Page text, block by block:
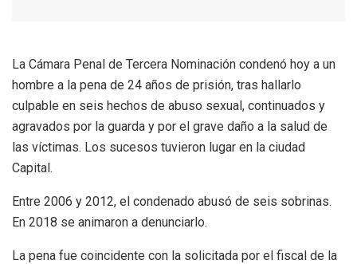
La Cámara Penal de Tercera Nominación condenó hoy a un
hombre a la pena de 24 años de prisión, tras hallarlo
culpable en seis hechos de abuso sexual, continuados y
agravados por la guarda y por el grave daño a la salud de
las víctimas. Los sucesos tuvieron lugar en la ciudad
Capital.
Entre 2006 y 2012, el condenado abusó de seis sobrinas.
En 2018 se animaron a denunciarlo.
La pena fue coincidente con la solicitada por el fiscal de la